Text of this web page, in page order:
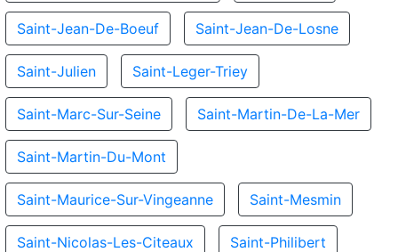
Saint-Jean-De-Boeuf Saint-Jean-De-Losne
Saint-Julien Saint-Leger-Triey
Saint-Marc-Sur-Seine Saint-Martin-De-La-Mer
Saint-Martin-Du-Mont
Saint-Maurice-Sur-Vingeanne Saint-Mesmin
Saint-Nicolas-Les-Citeaux Saint-Philibert